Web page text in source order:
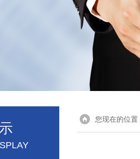
您现在的位置